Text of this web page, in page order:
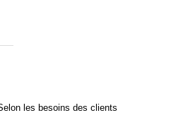
ou boursouflage d'exportation Selon les besoins des clients